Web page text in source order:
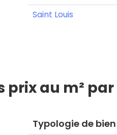
Saint Louis
prix au m² par
Typologie de bien